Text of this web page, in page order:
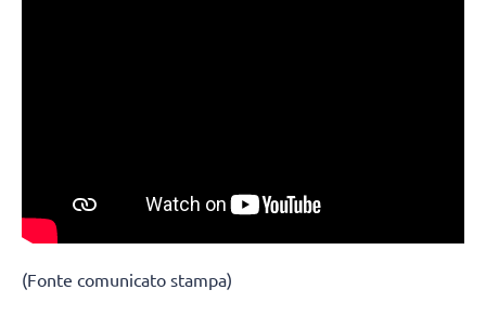
(Fonte comunicato stampa)